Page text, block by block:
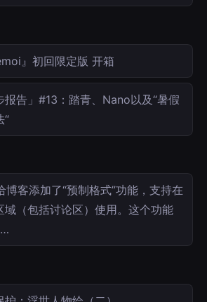
』初回限定版 开箱
报告」#13：踏青、Nano以及“暑假
“
博客添加了“预制格式”功能，支持在
域（包括讨论区）使用。这个功能